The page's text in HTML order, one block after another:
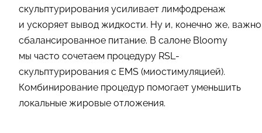
скульптурирования усиливает лимфодренаж
и ускоряет вывод жидкости. Ну и, конечно же, важно
сбалансированное питание. В салоне Bloomy
мы часто сочетаем процедуру RSL-
скульптурирования с EMS (миостимуляцией).
Комбинирование процедур помогает уменьшить
локальные жировые отложения.